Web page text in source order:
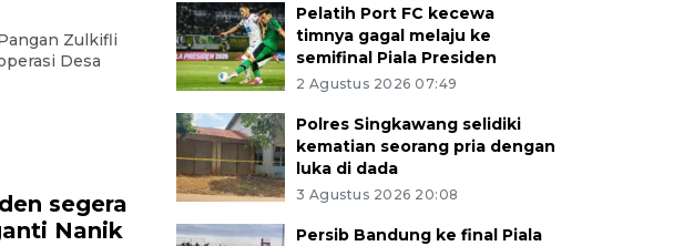
Zulkifli
Desa
segera
Nanik
Pelatih Port FC kecewa
timnya gagal melaju ke
semifinal Piala Presiden
2 Agustus 2026 07:49
Polres Singkawang selidiki
kematian seorang pria dengan
luka di dada
3 Agustus 2026 20:08
Persib Bandung ke final Piala